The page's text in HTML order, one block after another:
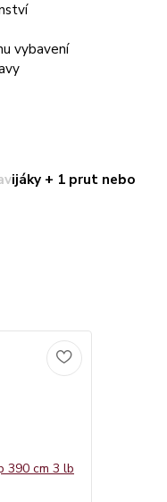
vybavení
+ 1 prut nebo